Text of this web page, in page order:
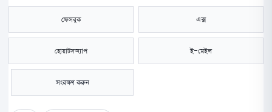
ফেসবুক এক্স
হোয়াটসঅ্যাপ ই-মেইল
সংরক্ষণ করুন